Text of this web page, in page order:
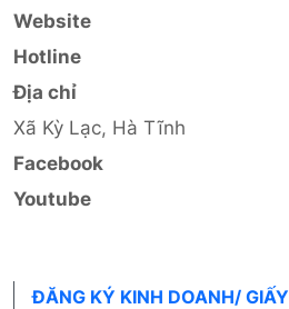
Website
Hotline
Địa chỉ
Xã Kỳ Lạc, Hà Tĩnh
Facebook
Youtube
ĐĂNG KÝ KINH DOANH/